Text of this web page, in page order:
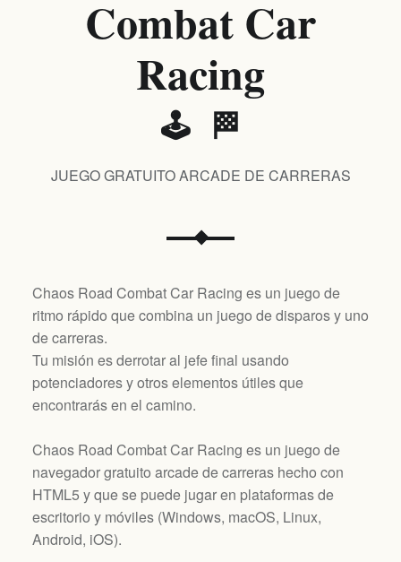
Combat Car
Racing
🕹️ 🏁
JUEGO GRATUITO ARCADE DE CARRERAS
Chaos Road Combat Car Racing es un juego de
ritmo rápido que combina un juego de disparos y uno
de carreras.
Tu misión es derrotar al jefe final usando
potenciadores y otros elementos útiles que
encontrarás en el camino.
Chaos Road Combat Car Racing es un juego de
navegador gratuito arcade de carreras hecho con
HTML5 y que se puede jugar en plataformas de
escritorio y móviles (Windows, macOS, Linux,
Android, iOS).